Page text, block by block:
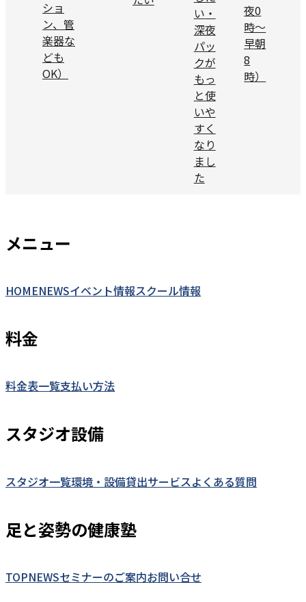
ショ
ン、管
楽器な
ども
OK）
い ・
深夜
パッ
クが
もっ
と使
いや
すく
なり
まし
た
夜0
時～
早朝
8
時）
メニュー
HOMENEWSイベント情報スクール情報
料金
料金表一覧支払い方法
スタジオ設備
スタジオ一覧環境・設備貸出サービスよくある質問
足と姿勢の健康塾
TOPNEWSセミナーのご案内お問い合せ